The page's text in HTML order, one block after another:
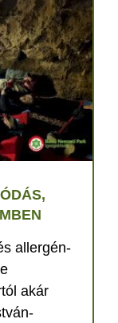
allergén-
akár